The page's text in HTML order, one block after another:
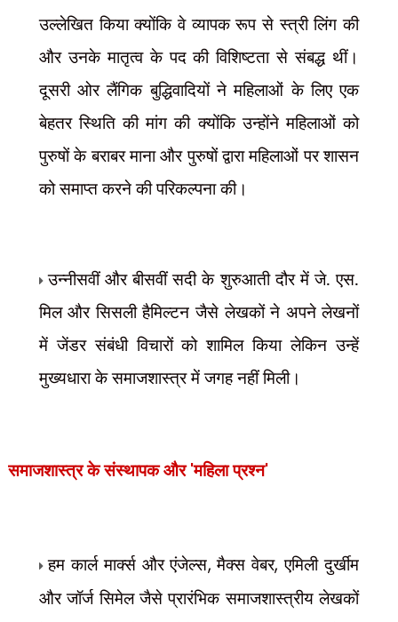
उल्लेखित किया क्योंकि वे व्यापक रूप से स्त्री लिंग की
और उनके मातृत्व के पद की विशिष्टता से संबद्ध थीं।
दूसरी ओर लैंगिक बुद्धिवादियों ने महिलाओं के लिए एक
बेहतर स्थिति की मांग की क्योंकि उन्होंने महिलाओं को
पुरुषों के बराबर माना और पुरुषों द्वारा महिलाओं पर शासन
को समाप्त करने की परिकल्पना की।
उन्नीसवीं और बीसवीं सदी के शुरुआती दौर में जे. एस.
मिल और सिसली हैमिल्टन जैसे लेखकों ने अपने लेखनों
में जेंडर संबंधी विचारों को शामिल किया लेकिन उन्हें
मुख्यधाराके समाजशास्त्र में जगह नहीं मिली।
समाजशास्त्र के संस्थापक और'महिला प्रश्न'
हम कार्ल मार्क्स और एंजेल्स,मैक्स वेबर,एमिली दुर्खीम
और जॉर्ज सिमेल जैसे प्रारंभिक समाजशास्त्रीय लेखकों